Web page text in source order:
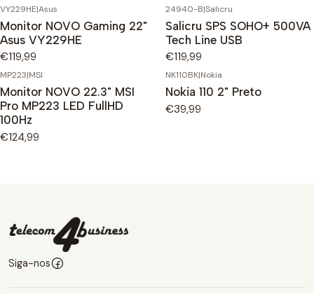
VY229HE|Asus
Monitor NOVO Gaming 22"
Asus VY229HE
€119,99
24940-B|Salicru
Salicru SPS SOHO+ 500VA
Tech Line USB
€119,99
MP223|MSI
Monitor NOVO 22.3" MSI
Pro MP223 LED FullHD
100Hz
€124,99
NK110BK|Nokia
Nokia 110 2" Preto
€39,99
Siga-nos